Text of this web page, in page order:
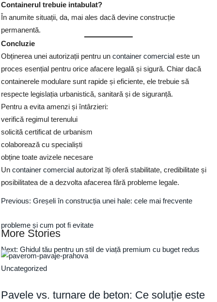
Containerul trebuie intabulat?
În anumite situații, da, mai ales dacă devine construcție
permanentă.
Concluzie
Obținerea unei autorizații pentru uncontainer comercial este un
proces esențial pentru orice afacere legală și sigură. Chiar dacă
containerele modulare sunt rapide și eficiente, ele trebuie să
respecte legislația urbanistică, sanitară și de siguranță.
Pentru a evita amenzi și întârzieri:
verifică regimul terenului
solicită certificat de urbanism
colaborează cu specialiști
obține toate avizele necesare
Uncontainer comercial autorizat îți oferă stabilitate, credibilitate și
posibilitatea de a dezvolta afacerea fără probleme legale.
Previous:Greșeli în construcția unei hale: cele mai frecvente
probleme și cum pot fi evitate
Next:Ghidul tău pentru un stil de viață premium cu buget redus
More Stories
Uncategorized
Pavele vs. turnare de beton: Ce soluție este